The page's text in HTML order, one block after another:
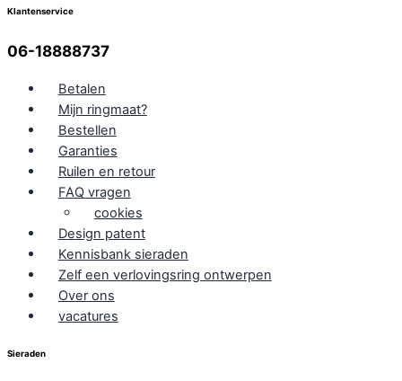
Klantenservice
06-18888737
Betalen
Mijn ringmaat?
Bestellen
Garanties
Ruilen en retour
FAQ vragen
cookies
Design patent
Kennisbank sieraden
Zelf een verlovingsring ontwerpen
Over ons
vacatures
Sieraden